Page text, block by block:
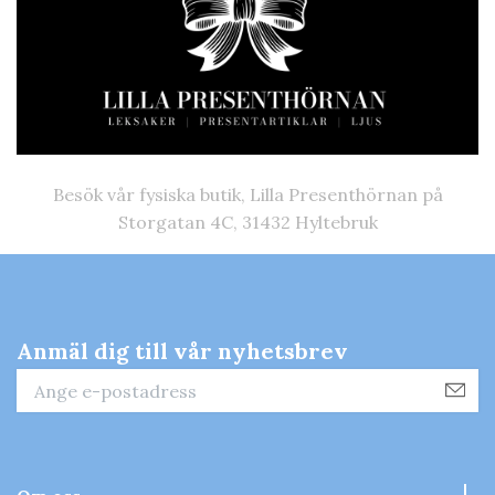
Besök vår fysiska butik, Lilla Presenthörnan på
Storgatan 4C, 31432 Hyltebruk
Anmäl dig till vår nyhetsbrev